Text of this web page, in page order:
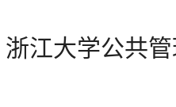
浙江大学公共